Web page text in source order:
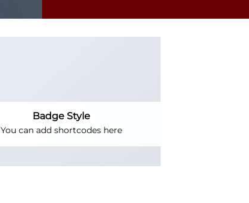
Badge Style
You can add shortcodes here